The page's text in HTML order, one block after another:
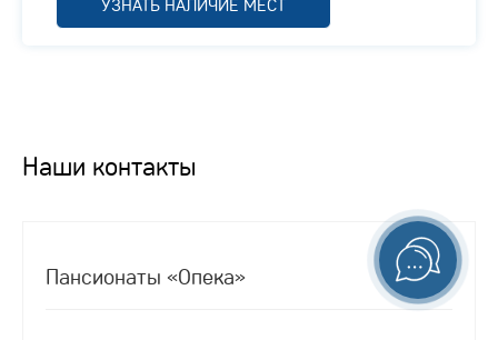
УЗНАТЬ НАЛИЧИЕ МЕСТ
Наши контакты
Пансионаты «Опека»